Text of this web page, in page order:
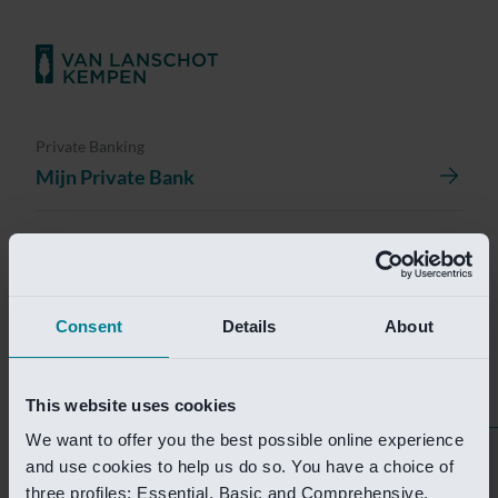
Consent Details About
This website uses cookies
We want to offer you the best possible online experience
and use cookies to help us do so. You have a choice of
three profiles: Essential, Basic and Comprehensive.
Private Banking
Mijn Private Bank
Investment Banking
Van Lanschot Kempen Research
Helaas is deze pagina